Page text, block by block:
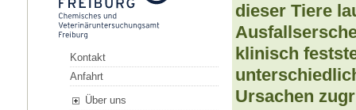
Kontakt
Anfahrt
Über uns
dieser Tiere
klinisch
Ursachen